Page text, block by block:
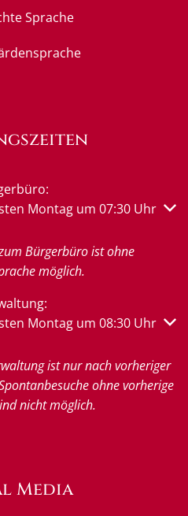
Sprache
oder Schließzeiten
Montag um 07:30 Uhr
Bürgerbüro ist ohne
möglich.
oder Schließzeiten
Montag um 08:30 Uhr
ist nur nach vorheriger
ohne vorherige
nicht möglich.
Media